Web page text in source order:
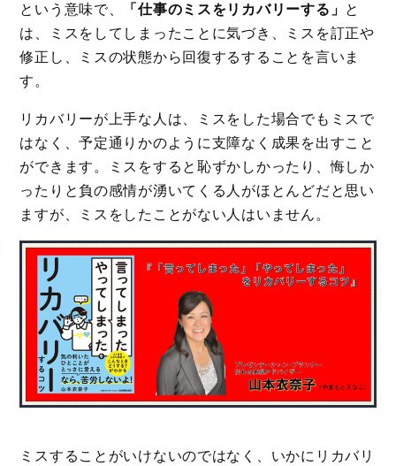
という意味で、
「仕事のミスをリカバリーする」 と
は、ミスをしてしまったことに気づき、ミスを訂正や
修正し、ミスの状態から回復するすることを言いま
す。
リカバリーが上手な人は、ミスをした場合でもミスで
はなく、予定通りかのように支障なく成果を出すこと
ができます。ミスをすると恥ずかしかったり、悔しか
ったりと負の感情が湧いてくる人がほとんどだと思い
ますが、ミスをしたことがない人はいません。
ミスすることがいけないのではなく、いかにリカバリ